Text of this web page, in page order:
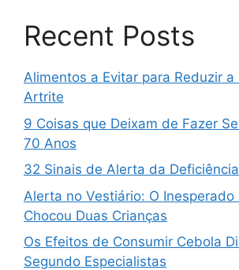
Recent Posts
Alimentos a Evitar para Reduzir
Artrite
9 Coisas que Deixam de Fazer
70 Anos
32 Sinais de Alerta da
Alerta no Vestiário: O Inesperado
Chocou Duas Crianças
Os Efeitos de Consumir Cebola
Segundo Especialistas